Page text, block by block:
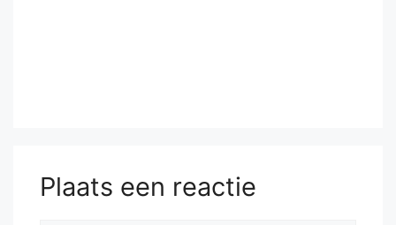
Plaats een reactie